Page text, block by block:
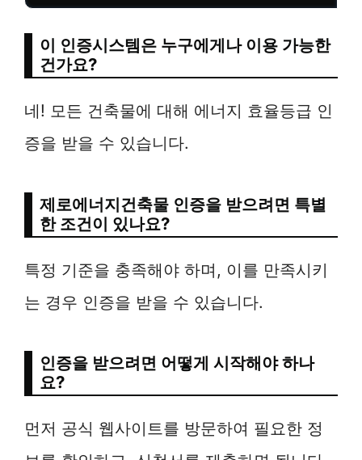
이 인증시스템은 누구에게나 이용 가능한
건가요?
네! 모든 건축물에 대해 에너지 효율등급 인
증을 받을 수 있습니다.
제로에너지건축물 인증을 받으려면 특별
한 조건이 있나요?
특정 기준을 충족해야 하며, 이를 만족시키
는 경우 인증을 받을 수 있습니다.
인증을 받으려면 어떻게 시작해야 하나
요?
먼저 공식 웹사이트를 방문하여 필요한 정